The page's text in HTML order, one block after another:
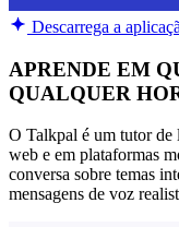
Descarrega a
APRENDE EM
QUALQUER
O Talkpal é um tutor
web e em plataformas
conversa sobre temas
mensagens de voz